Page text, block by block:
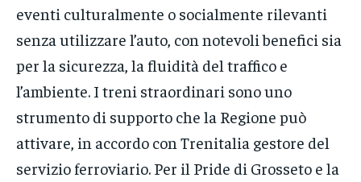
eventi culturalmente o socialmente rilevanti
senza utilizzare l’auto, con notevoli benefici sia
per la sicurezza, la fluidità del traffico e
l’ambiente. I treni straordinari sono uno
strumento di supporto che la Regione può
attivare, in accordo con Trenitalia gestore del
servizio ferroviario. Per il Pride di Grosseto e la